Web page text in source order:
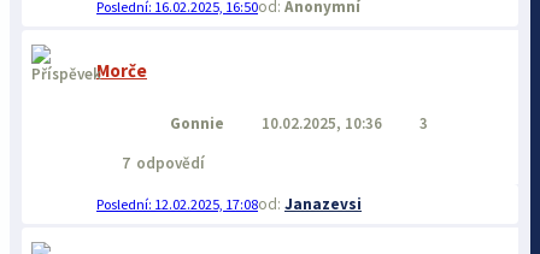
16.02.2025, 16:50 Anonymní
Morče
Gonnie 10.02.2025, 10:36
3
7 odpovědí
12.02.2025, 17:08 Janazevsi